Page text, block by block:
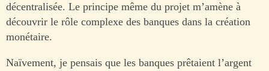
décentralisée. Le principe même du projet m’amène à
découvrir le rôle complexe des banques dans la création
monétaire.
Naïvement, je pensais que les banques prêtaient l’argent